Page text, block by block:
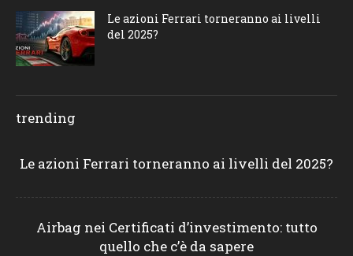
Le azioni Ferrari torneranno ai livelli
del 2025?
trending
Le azioni Ferrari torneranno ai livelli del 2025?
Airbag nei Certificati d’investimento: tutto
quello che c’è da sapere